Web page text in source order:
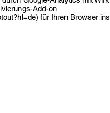
Add-on
für Ihren Browser